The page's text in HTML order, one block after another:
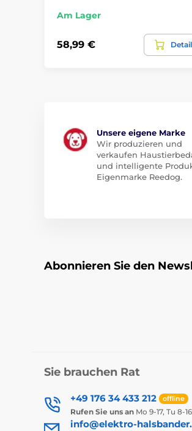
Am Lager
58,99 € Detail
Unsere eigene Marke
Wir produzieren und
verkaufen
und intelligente
Eigenmarke Reedog.
Abonnieren Sie den
Sie brauchen Rat
+49 176 34 433 212 offline
Rufen Sie uns an Mo 9-17, Tu 8-
info@elektro-